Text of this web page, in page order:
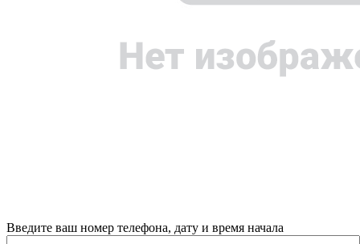
Введите ваш номер телефона, дату и время начала